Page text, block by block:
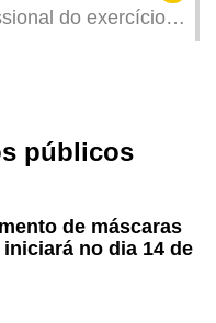
do exercício
públicos
de máscaras
no dia 14 de